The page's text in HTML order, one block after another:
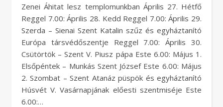
Zenei Áhitat lesz templomunkban Április 27. Hétfő
Reggel 7.00: Április 28. Kedd Reggel 7.00: Április 29.
Szerda – Sienai Szent Katalin szűz és egyháztanító
Európa társvédőszentje Reggel 7.00: Április 30.
Csütörtök – Szent V. Piusz pápa Este 6.00: Május 1.
Elsőpéntek – Munkás Szent József Este 6.00: Május
2. Szombat – Szent Atanáz püspök és egyháztanító
Húsvét V. Vasárnapjának előesti szentmiséje Este
6.00:…